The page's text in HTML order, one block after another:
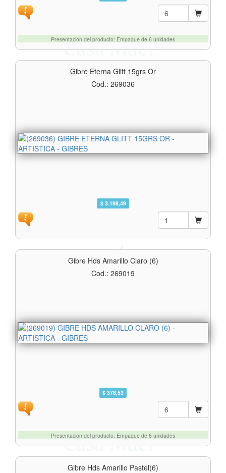
Presentación del producto: Empaque de 6 unidades
Gibre Eterna Glitt 15grs Or
Cod.: 269036
$ 3.198,49
Gibre Hds Amarillo Claro (6)
Cod.: 269019
$ 378,53
Presentación del producto: Empaque de 6 unidades
Gibre Hds Amarillo Pastel(6)